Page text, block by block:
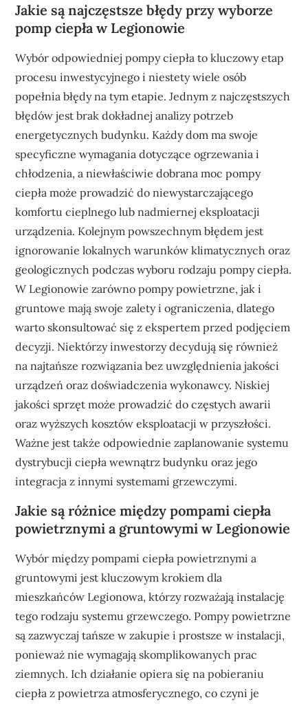
Jakie są najczęstsze błędy przy wyborze
pomp ciepła w Legionowie
Wybór odpowiedniej pompy ciepła to kluczowy etap
procesu inwestycyjnego i niestety wiele osób
popełnia błędy na tym etapie. Jednym z najczęstszych
błędów jest brak dokładnej analizy potrzeb
energetycznych budynku. Każdy dom ma swoje
specyficzne wymagania dotyczące ogrzewania i
chłodzenia, a niewłaściwie dobrana moc pompy
ciepła może prowadzić do niewystarczającego
komfortu cieplnego lub nadmiernej eksploatacji
urządzenia. Kolejnym powszechnym błędem jest
ignorowanie lokalnych warunków klimatycznych oraz
geologicznych podczas wyboru rodzaju pompy ciepła.
W Legionowie zarówno pompy powietrzne, jak i
gruntowe mają swoje zalety i ograniczenia, dlatego
warto skonsultować się z ekspertem przed podjęciem
decyzji. Niektórzy inwestorzy decydują się również
na najtańsze rozwiązania bez uwzględnienia jakości
urządzeń oraz doświadczenia wykonawcy. Niskiej
jakości sprzęt może prowadzić do częstych awarii
oraz wyższych kosztów eksploatacji w przyszłości.
Ważne jest także odpowiednie zaplanowanie systemu
dystrybucji ciepła wewnątrz budynku oraz jego
integracja z innymi systemami grzewczymi.
Jakie są różnice między pompami ciepła
powietrznymi a gruntowymi w Legionowie
Wybór między pompami ciepła powietrznymi a
gruntowymi jest kluczowym krokiem dla
mieszkańców Legionowa, którzy rozważają instalację
tego rodzaju systemu grzewczego. Pompy powietrzne
są zazwyczaj tańsze w zakupie i prostsze w instalacji,
ponieważ nie wymagają skomplikowanych prac
ziemnych. Ich działanie opiera się na pobieraniu
ciepła z powietrza atmosferycznego, co czyni je